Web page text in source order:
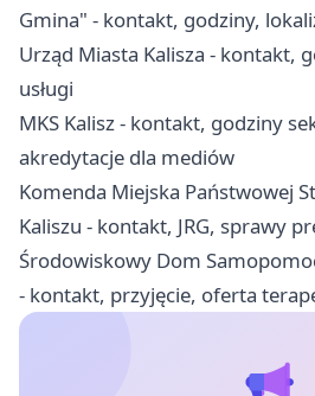
Gmina" - kontakt, godziny,
Urząd Miasta Kalisza - kontakt,
usługi
MKS Kalisz - kontakt, godziny
akredytacje dla mediów
Komenda Miejska Państwowej
Kaliszu - kontakt, JRG, sprawy
Środowiskowy Dom
- kontakt, przyjęcie, oferta